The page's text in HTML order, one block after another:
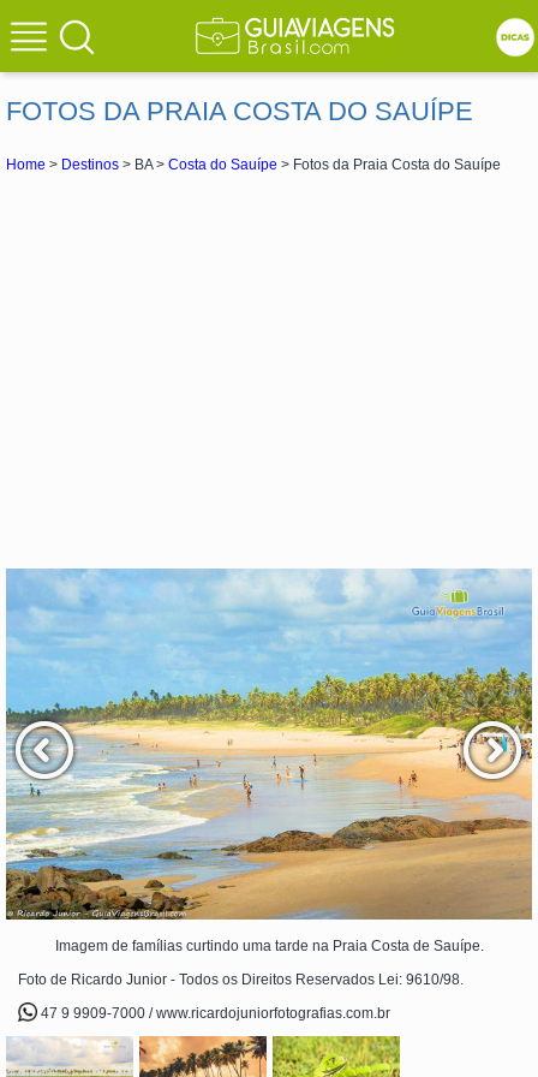
FOTOS DA PRAIA COSTA DO SAUÍPE
Home > Destinos > BA > Costa do Sauípe > Fotos da Praia Costa do Sauípe
Imagem de famílias curtindo uma tarde na Praia Costa de Sauípe.
Foto de Ricardo Junior - Todos os Direitos Reservados Lei: 9610/98.
47 9 9909-7000 / www.ricardojuniorfotografias.com.br